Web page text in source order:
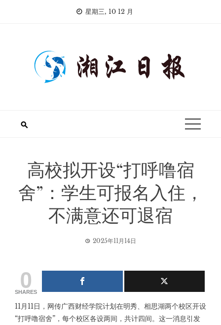
星期三, 10 12 月
高校拟开设“打呼噜宿
舍”：学生可报名入住，
不满意还可退宿
2025年11月14日
0
SHARES
11月11日，网传广西财经学院计划在明秀、相思湖两个校区开设
“打呼噜宿舍”，每个校区各设两间，共计四间。这一消息引发